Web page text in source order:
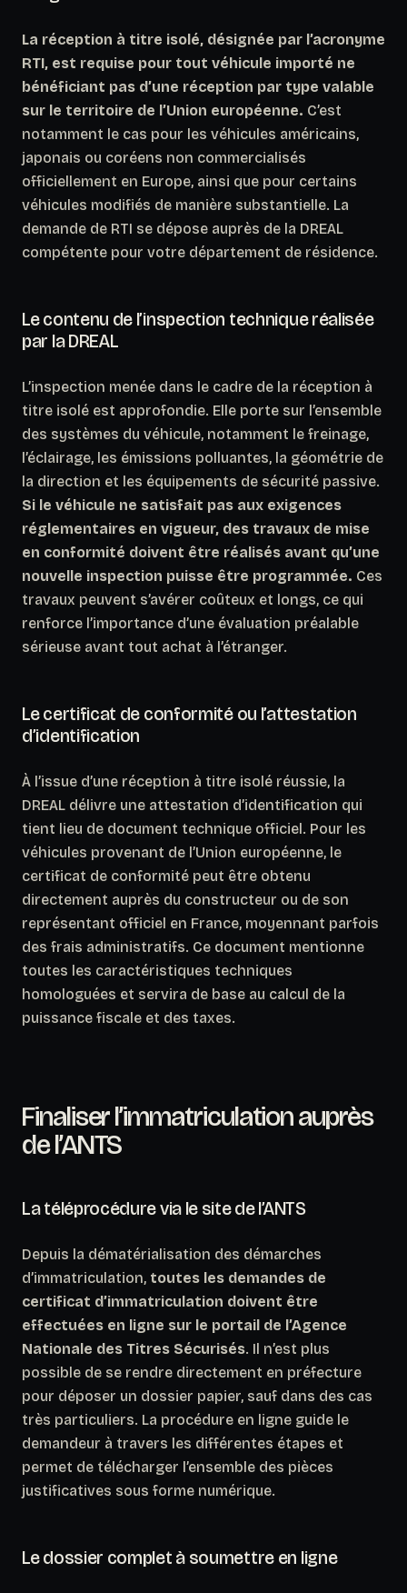
La réception à titre isolé, désignée par l’acronyme
RTI, est requise pour tout véhicule importé ne
bénéficiant pas d’une réception par type valable
sur le territoire de l’Union européenne. C’est
notamment le cas pour les véhicules américains,
japonais ou coréens non commercialisés
officiellement en Europe, ainsi que pour certains
véhicules modifiés de manière substantielle. La
demande de RTI se dépose auprès de la DREAL
compétente pour votre département de résidence.
Le contenu de l’inspection technique réalisée
par la DREAL
L’inspection menée dans le cadre de la réception à
titre isolé est approfondie. Elle porte sur l’ensemble
des systèmes du véhicule, notamment le freinage,
l’éclairage, les émissions polluantes, la géométrie de
la direction et les équipements de sécurité passive.
Si le véhicule ne satisfait pas aux exigences
réglementaires en vigueur, des travaux de mise
en conformité doivent être réalisés avant qu’une
nouvelle inspection puisse être programmée. Ces
travaux peuvent s’avérer coûteux et longs, ce qui
renforce l’importance d’une évaluation préalable
sérieuse avant tout achat à l’étranger.
Le certificat de conformité ou l’attestation
d’identification
À l’issue d’une réception à titre isolé réussie, la
DREAL délivre une attestation d’identification qui
tient lieu de document technique officiel. Pour les
véhicules provenant de l’Union européenne, le
certificat de conformité peut être obtenu
directement auprès du constructeur ou de son
représentant officiel en France, moyennant parfois
des frais administratifs. Ce document mentionne
toutes les caractéristiques techniques
homologuées et servira de base au calcul de la
puissance fiscale et des taxes.
Finaliser l’immatriculation auprès
de l’ANTS
La téléprocédure via le site de l’ANTS
Depuis la dématérialisation des démarches
d’immatriculation, toutes les demandes de
certificat d’immatriculation doivent être
effectuées en ligne sur le portail de l’Agence
Nationale des Titres Sécurisés. Il n’est plus
possible de se rendre directement en préfecture
pour déposer un dossier papier, sauf dans des cas
très particuliers. La procédure en ligne guide le
demandeur à travers les différentes étapes et
permet de télécharger l’ensemble des pièces
justificatives sous forme numérique.
Le dossier complet à soumettre en ligne